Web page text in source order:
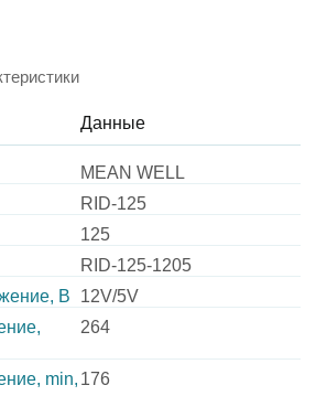
Данные
MEAN WELL
RID-125
125
RID-125-1205
В
12V/5V
264
min, 176